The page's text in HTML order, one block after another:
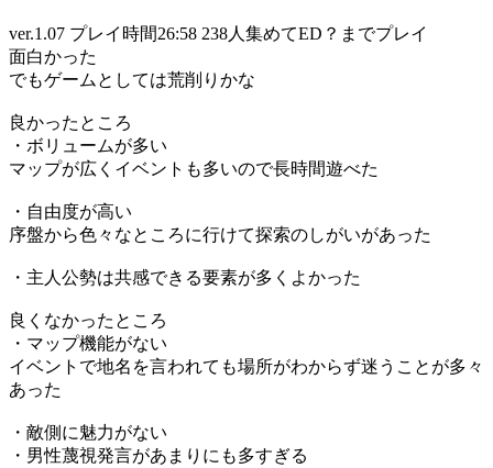
ver.1.07 プレイ時間26:58 238人集めてED？までプレイ
面白かった
でもゲームとしては荒削りかな
良かったところ
・ボリュームが多い
マップが広くイベントも多いので長時間遊べた
・自由度が高い
序盤から色々なところに行けて探索のしがいがあった
・主人公勢は共感できる要素が多くよかった
良くなかったところ
・マップ機能がない
イベントで地名を言われても場所がわからず迷うことが多々
あった
・敵側に魅力がない
・男性蔑視発言があまりにも多すぎる